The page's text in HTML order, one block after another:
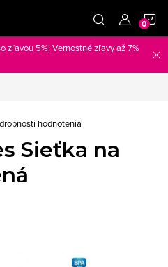
zľavou 5%! Vernostné zľavy až 7%
hodnotenia
Sieťka na